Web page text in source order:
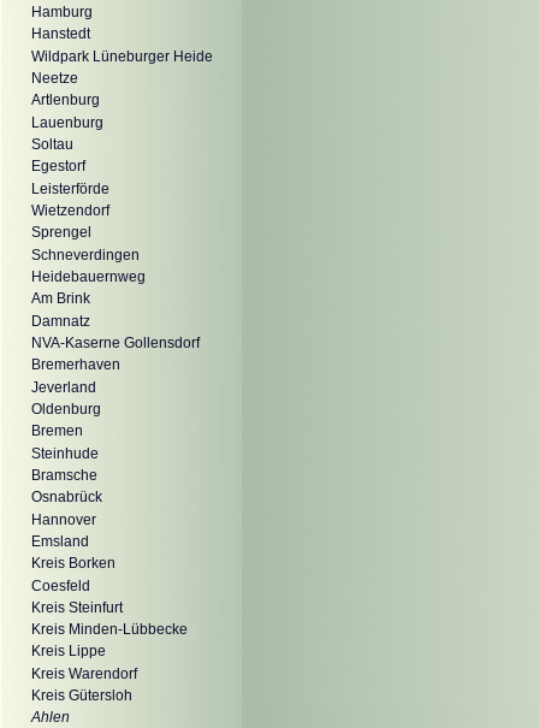
Hamburg
Hanstedt
Wildpark Lüneburger Heide
Neetze
Artlenburg
Lauenburg
Soltau
Egestorf
Leisterförde
Wietzendorf
Sprengel
Schneverdingen
Heidebauernweg
Am Brink
Damnatz
NVA-Kaserne Gollensdorf
Bremerhaven
Jeverland
Oldenburg
Bremen
Steinhude
Bramsche
Osnabrück
Hannover
Emsland
Kreis Borken
Coesfeld
Kreis Steinfurt
Kreis Minden-Lübbecke
Kreis Lippe
Kreis Warendorf
Kreis Gütersloh
Ahlen